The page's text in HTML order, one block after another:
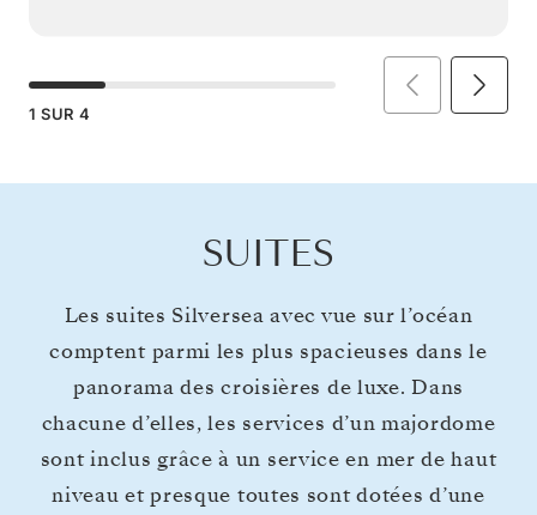
1 SUR 4
SUITES
Les suites Silversea avec vue sur l’océan
comptent parmi les plus spacieuses dans le
panorama des croisières de luxe. Dans
chacune d’elles, les services d’un majordome
sont inclus grâce à un service en mer de haut
niveau et presque toutes sont dotées d’une